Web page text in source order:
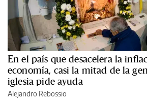
En el país que desacelera la
economía, casi la mitad de la
iglesia pide ayuda
Alejandro Rebossio